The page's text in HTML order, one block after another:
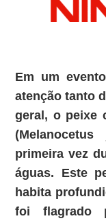
Em um
atenção tanto
geral, o peixe
primeira vez
águas. Este
habita
foi flagrado